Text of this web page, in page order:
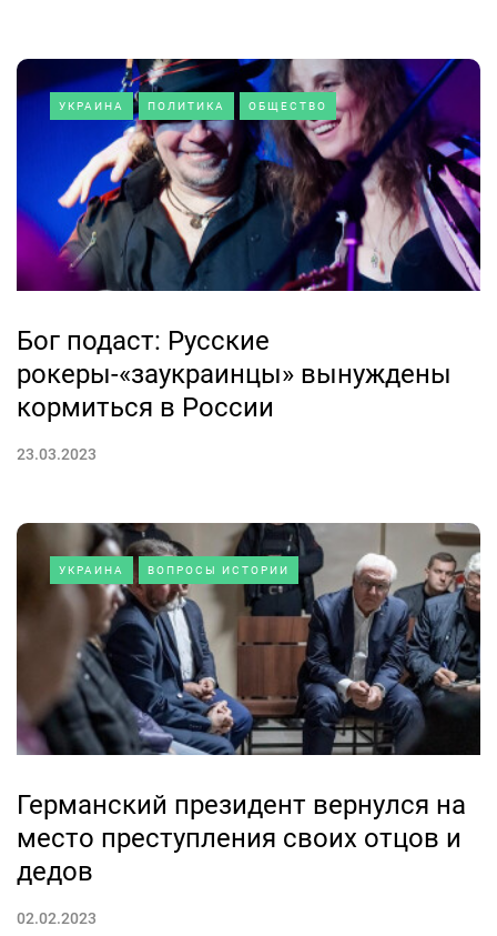
УКРАИНА ПОЛИТИКА ОБЩЕСТВО
Бог подаст: Русские
рокеры-«заукраинцы» вынуждены
кормиться в России
23.03.2023
УКРАИНА ВОПРОСЫ ИСТОРИИ
Германский президент вернулся на
место преступления своих отцов и
дедов
02.02.2023